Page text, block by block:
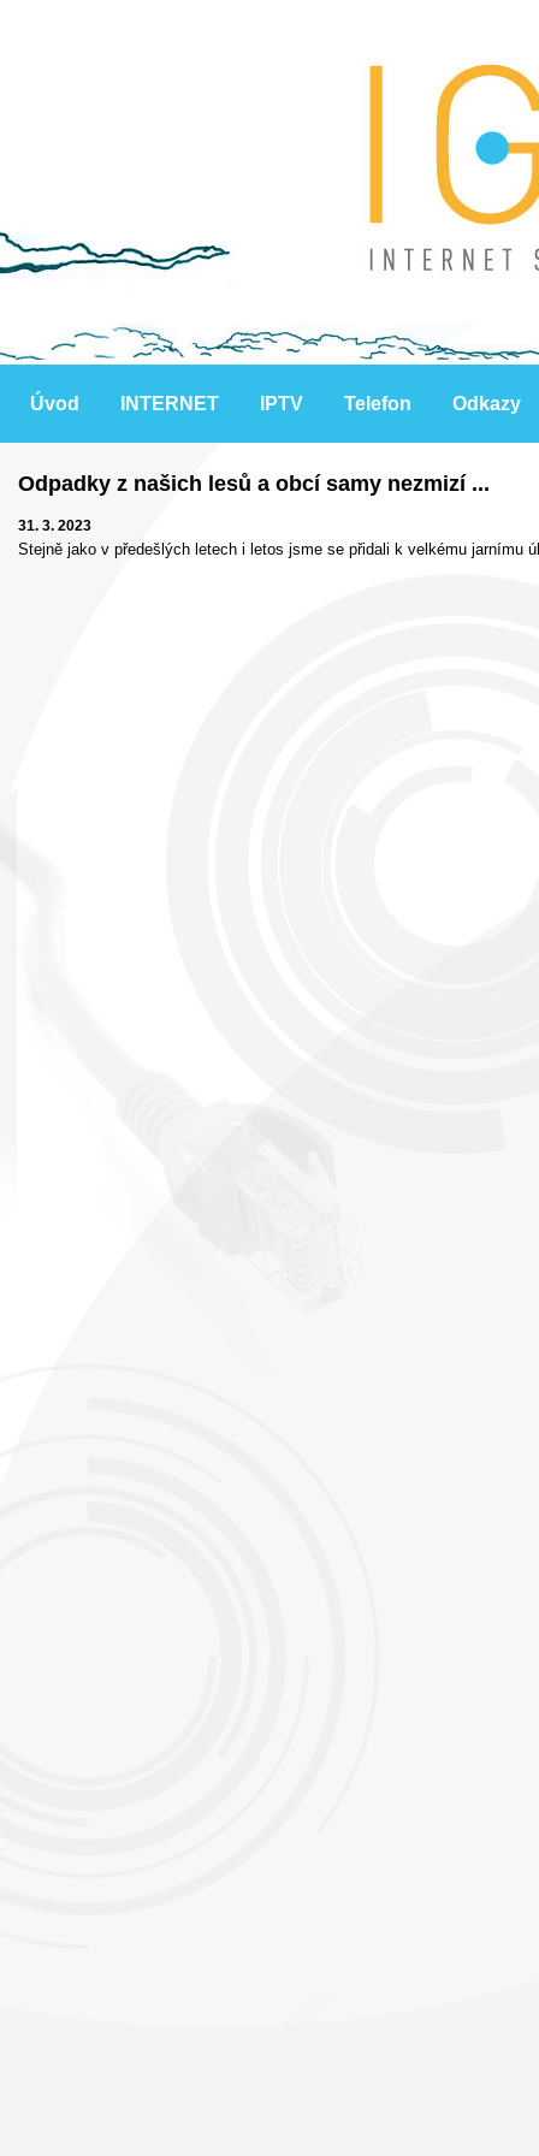
Úvod INTERNET IPTV Telefon Odkazy
Odpadky z našich lesů a obcí samy nezmizí ...
31. 3. 2023
Stejně jako v předešlých letech i letos jsme se přidali k velkému jarnímu